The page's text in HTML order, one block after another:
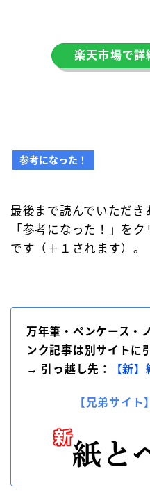
楽天市場で
参考になった！
最後まで読んでいただき
「参考になった！」を
です（＋１されます）。
万年筆・ペンケース・
ンク記事は別サイトに
→ 引っ越し先：
【新
【兄弟サイト